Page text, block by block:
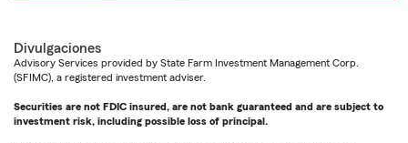
Divulgaciones
Advisory Services provided by State Farm Investment Management Corp.
(SFIMC), a registered investment adviser.
Securities are not FDIC insured, are not bank guaranteed and are subject to
investment risk, including possible loss of principal.